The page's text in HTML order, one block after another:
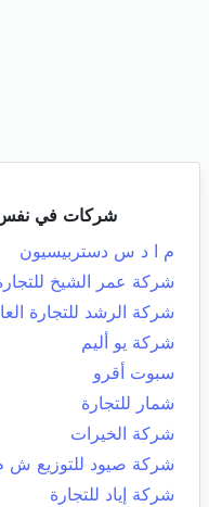
شركات في
م ا د س دستربيسيون
شركة عمر الشيخ
شركة الرشد للتجارة
شركة يو أليم
سبوت أقرو
شمار للتجارة
شركة الخيرات
شركة صيود للتوزيع ش
شركة إياد للتجارة